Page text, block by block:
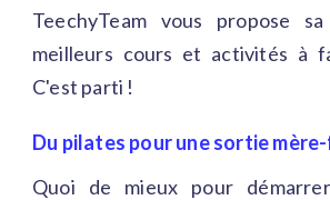
TeechyTeam vous propose
meilleurs cours et activités à
C'est parti !
Du pilates pour une sortie
Quoi de mieux pour